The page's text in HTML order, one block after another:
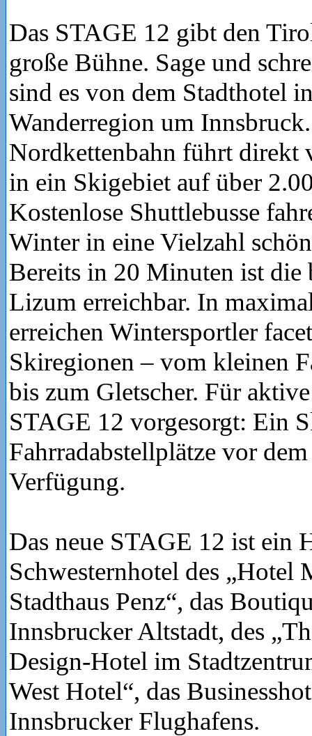
Das STAGE 12 gibt den
große Bühne. Sage und
sind es von dem Stadthotel
Wanderregion um
Nordkettenbahn führt direkt
in ein Skigebiet auf über
Kostenlose Shuttlebusse
Winter in eine Vielzahl
Bereits in 20 Minuten ist die
Lizum erreichbar. In
erreichen Wintersportler
Skiregionen – vom kleinen
bis zum Gletscher. Für
STAGE 12 vorgesorgt: Ein
Fahrradabstellplätze vor
Verfügung.
Das neue STAGE 12 ist ein
Schwesternhotel des „Hotel
Stadthaus Penz“, das
Innsbrucker Altstadt, des
Design-Hotel im
West Hotel“, das
Innsbrucker Flughafens.